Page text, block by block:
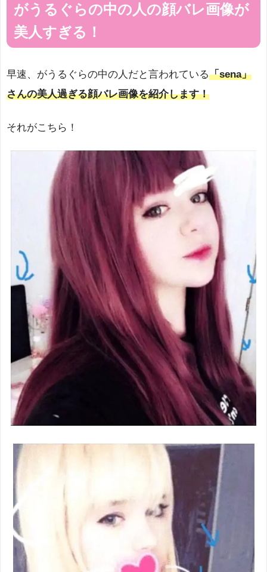
がうるぐらの中の人の顔バレ画像が
美人すぎる！
早速、がうるぐらの中の人だと言われている「sena」
さんの美人過ぎる顔バレ画像を紹介します！
それがこちら！